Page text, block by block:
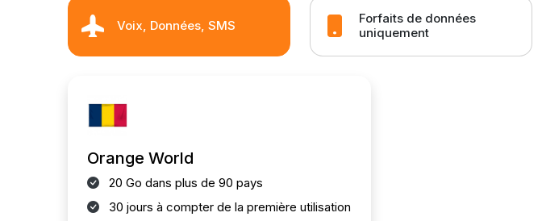
Voix, Données, SMS
Forfaits de données
uniquement
Orange World
20 Go dans plus de 90 pays
30 jours à compter de la première utilisation